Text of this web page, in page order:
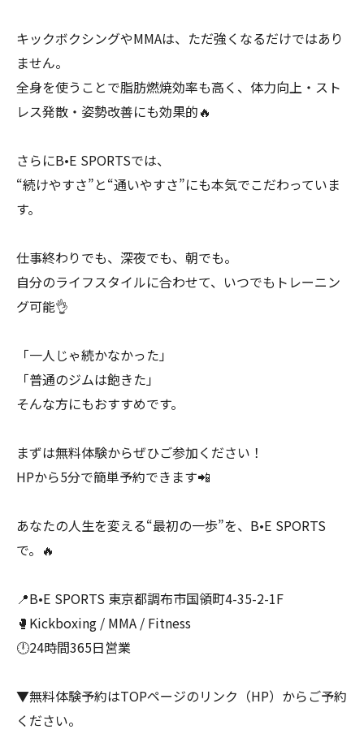
キックボクシングやMMAは、ただ強くなるだけではあり
ません。
全身を使うことで脂肪燃焼効率も高く、体力向上・スト
レス発散・姿勢改善にも効果的🔥
さらにB•E SPORTSでは、
“続けやすさ”と“通いやすさ”にも本気でこだわっていま
す。
仕事終わりでも、深夜でも、朝でも。
自分のライフスタイルに合わせて、いつでもトレーニン
グ可能👌
「一人じゃ続かなかった」
「普通のジムは飽きた」
そんな方にもおすすめです。
まずは無料体験からぜひご参加ください！
HPから5分で簡単予約できます📲
あなたの人生を変える“最初の一歩”を、B•E SPORTS
で。🔥
📍B•E SPORTS 東京都調布市国領町4-35-2-1F
🥊Kickboxing / MMA / Fitness
🕛24時間365日営業
▼無料体験予約はTOPページのリンク（HP）からご予約
ください。